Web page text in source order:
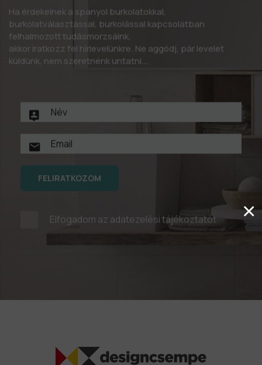
Ha érdekelnek a spanyol burkolatokkal,
burkolatválasztással, burkolással kapcsolatban
felhalmozott tudásmorzsáink,
akkor iratkozz fel hírlevelünkre. Ne aggódj, pár levelet
küldünk, nem szeretnénk untatni….
FELIRATKOZOM
Elfogadom az adatezelési tájékoztatót ×